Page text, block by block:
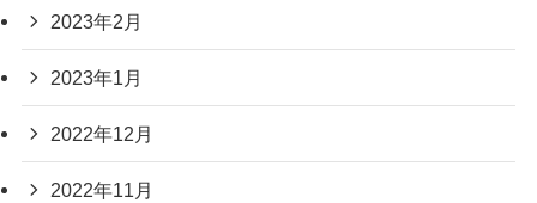
2023年2月
2023年1月
2022年12月
2022年11月